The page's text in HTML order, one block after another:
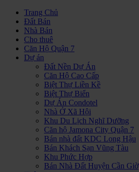
Trang Chủ
Đất Bán
Nhà Bán
Cho thuê
Căn Hộ Quận 7
Dự án
Đất Nền Dự Án
Căn Hộ Cao Cấp
Biệt Thự Liền Kề
Biệt Thự Biển
Dự Án Condotel
Nhà Ở Xã Hội
Khu Du Lịch Nghĩ Dưỡng
Căn hộ Jamona City Quận 7
Bán nhà đất KDC Long Hậu
Bán Khách Sạn Vũng Tàu
Khu Phức Hợp
Bán Nhà Đất Huyện Cần Giờ